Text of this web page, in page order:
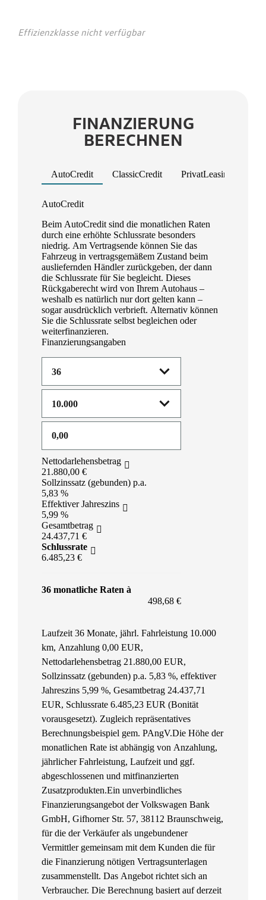
Effizienzklasse nicht verfügbar
FINANZIERUNG
BERECHNEN
AutoCredit ClassicCredit PrivatLeasing
AutoCredit
Beim AutoCredit sind die monatlichen Raten
durch eine erhöhte Schlussrate besonders
niedrig. Am Vertragsende können Sie das
Fahrzeug in vertragsgemäßem Zustand beim
ausliefernden Händler zurückgeben, der dann
die Schlussrate für Sie begleicht. Dieses
Rückgaberecht wird von Ihrem Autohaus –
weshalb es natürlich nur dort gelten kann –
sogar ausdrücklich verbrieft. Alternativ können
Sie die Schlussrate selbst begleichen oder
weiterfinanzieren.
Finanzierungsangaben
Nettodarlehensbetrag
21.880,00 €
Sollzinssatz (gebunden) p.a.
5,83 %
Effektiver Jahreszins
5,99 %
Gesamtbetrag
24.437,71 €
Schlussrate
6.485,23 €
36 monatliche Raten à
498,68 €
Laufzeit 36 Monate, jährl. Fahrleistung 10.000
km, Anzahlung 0,00 EUR,
Nettodarlehensbetrag 21.880,00 EUR,
Sollzinssatz (gebunden) p.a. 5,83 %, effektiver
Jahreszins 5,99 %, Gesamtbetrag 24.437,71
EUR, Schlussrate 6.485,23 EUR (Bonität
vorausgesetzt). Zugleich repräsentatives
Berechnungsbeispiel gem. PAngV.Die Höhe der
monatlichen Rate ist abhängig von Anzahlung,
jährlicher Fahrleistung, Laufzeit und ggf.
abgeschlossenen und mitfinanzierten
Zusatzprodukten.Ein unverbindliches
Finanzierungsangebot der Volkswagen Bank
GmbH, Gifhorner Str. 57, 38112 Braunschweig,
für die der Verkäufer als ungebundener
Vermittler gemeinsam mit dem Kunden die für
die Finanzierung nötigen Vertragsunterlagen
zusammenstellt. Das Angebot richtet sich an
Verbraucher. Die Berechnung basiert auf derzeit